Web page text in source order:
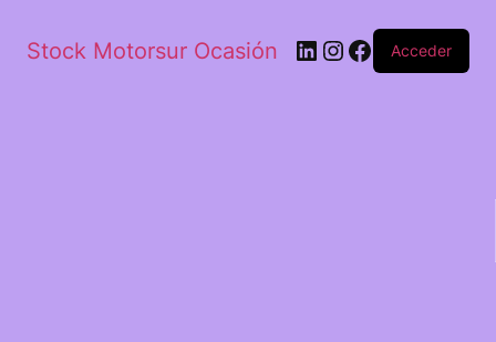
Stock Motorsur Ocasión Acceder